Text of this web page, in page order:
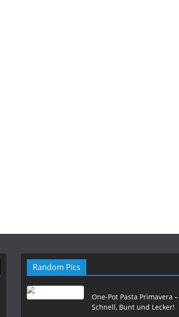
Random Pics
One-Pot Pasta Primavera –
Schnell, Bunt und Lecker!